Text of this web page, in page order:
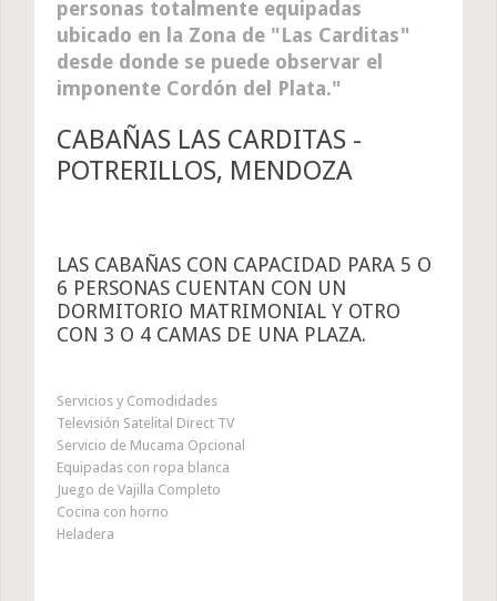
personas totalmente equipadas
ubicado en la Zona de "Las Carditas"
desde donde se puede observar el
imponente Cordón del Plata.
CABAÑAS LAS CARDITAS -
POTRERILLOS, MENDOZA
LAS CABAÑAS CON CAPACIDAD PARA 5 O
6 PERSONAS CUENTAN CON UN
DORMITORIO MATRIMONIAL Y OTRO
CON 3 O 4 CAMAS DE UNA PLAZA.
Servicios y Comodidades
Televisión Satelital Direct TV
Servicio de Mucama Opcional
Equipadas con ropa blanca
Juego de Vajilla Completo
Cocina con horno
Heladera